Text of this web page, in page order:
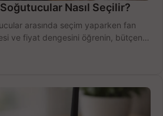
Nasıl Seçilir?
arasında seçim yaparken fan
ve fiyat dengesini öğrenin, bütçenizi